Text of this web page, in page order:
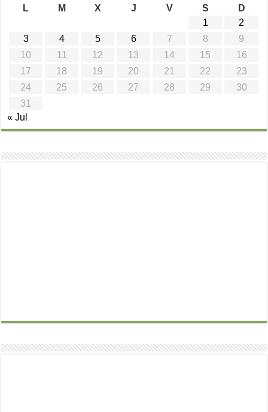
L
M X J V S
D
1
2
3
4 5 6 7 8
9
10
11 12 13 14 15
16
17
18 19 20 21 22
23
24
25 26 27 28 29
30
31
« Jul